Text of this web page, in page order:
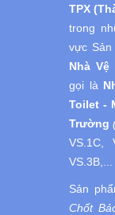
TPX
trong
vực
Nhà
gọi là
Toilet -
Trường
VS.1C,
VS.3B,...
Sản
Chốt